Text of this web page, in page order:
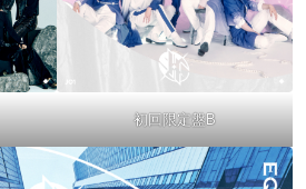
初回限定盤B